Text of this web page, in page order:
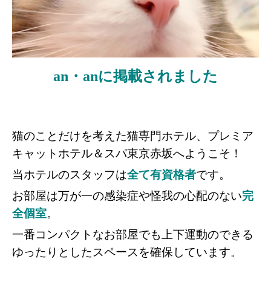
an・anに掲載されました
猫のことだけを考えた猫専門ホテル、プレミア
キャットホテル＆スパ東京赤坂へようこそ！
当ホテルのスタッフは全て有資格者です。
お部屋は万が一の感染症や怪我の心配のない完
全個室。
一番コンパクトなお部屋でも上下運動のできる
ゆったりとしたスペースを確保しています。